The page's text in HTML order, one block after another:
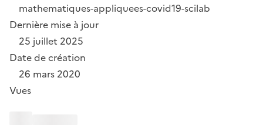
mathematiques-appliquees-covid19-scilab
Dernière mise à jour
25 juillet 2025
Date de création
26 mars 2020
Vues